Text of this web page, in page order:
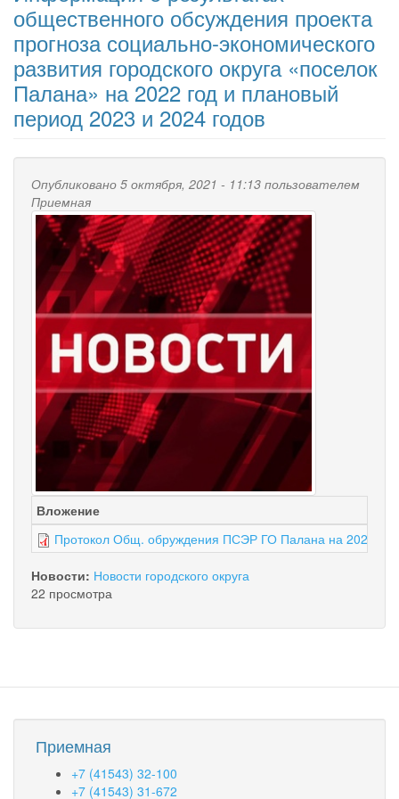
общественного обсуждения проекта
прогноза социально-экономического
развития городского округа «поселок
Палана» на 2022 год и плановый
период 2023 и 2024 годов
Опубликовано 5 октября, 2021 - 11:13 пользователем
Приемная
Вложение
Протокол Общ. обруждения ПСЭР ГО Палана на 2022-
Новости: Новости городского округа
22 просмотра
Приемная
+7 (41543) 32-100
+7 (41543) 31-672